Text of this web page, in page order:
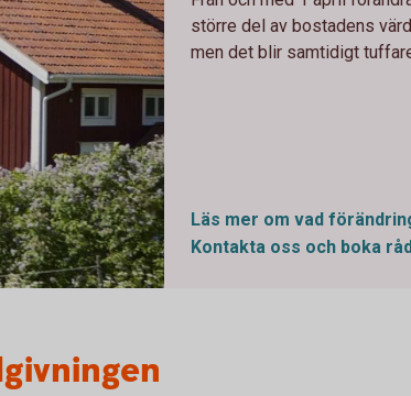
större del av bostadens
men det blir samtidigt
Läs mer om vad
Kontakta oss och boka